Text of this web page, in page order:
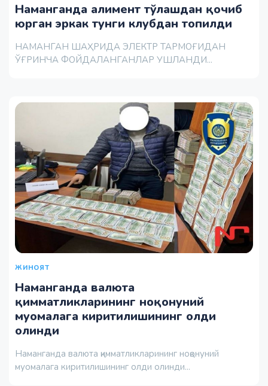
Наманганда алимент тўлашдан қочиб
юрган эркак тунги клубдан топилди
НАМАНГАН ШАҲРИДА ЭЛЕКТР ТАРМОҒИДАН
ЎҒРИНЧА ФОЙДАЛАНГАНЛАР УШЛАНДИ...
ЖИНОЯТ
Наманганда валюта
қимматликларининг ноқонуний
муомалага киритилишининг олди
олинди
Наманганда валюта қимматликларининг ноқонуний
муомалага киритилишининг олди олинди...